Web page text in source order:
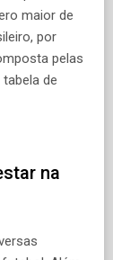
maior de
por
pelas
de
na